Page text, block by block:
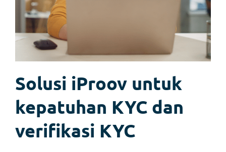
Solusi iProov untuk
kepatuhan KYC dan
verifikasi KYC